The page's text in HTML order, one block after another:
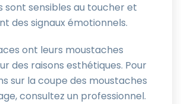
sont sensibles au toucher et
des signaux émotionnels.
ont leurs moustaches
des raisons esthétiques. Pour
sur la coupe des moustaches
consultez un professionnel.